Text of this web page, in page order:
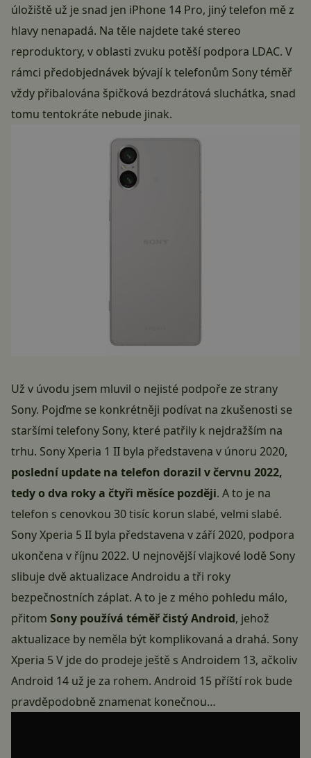
úložiště už je snad jen iPhone 14 Pro, jiný telefon mě z
hlavy nenapadá. Na těle najdete také stereo
reproduktory, v oblasti zvuku potěší podpora LDAC. V
rámci předobjednávek bývají k telefonům Sony téměř
vždy přibalována špičková bezdrátová sluchátka, snad
tomu tentokráte nebude jinak.
Už v úvodu jsem mluvil o nejisté podpoře ze strany
Sony. Pojďme se konkrétněji podívat na zkušenosti se
staršími telefony Sony, které patřily k nejdražším na
trhu. Sony Xperia 1 II byla představena v únoru 2020,
poslední update na telefon dorazil v červnu 2022,
tedy o dva roky a čtyři měsíce později. A to je na
telefon s cenovkou 30 tisíc korun slabé, velmi slabé.
Sony Xperia 5 II byla představena v září 2020, podpora
ukončena v říjnu 2022. U nejnovější vlajkové lodě Sony
slibuje dvě aktualizace Androidu a tři roky
bezpečnostních záplat. A to je z mého pohledu málo,
přitom Sony používá téměř čistý Android, jehož
aktualizace by neměla být komplikovaná a drahá. Sony
Xperia 5 V jde do prodeje ještě s Androidem 13, ačkoliv
Android 14 už je za rohem. Android 15 příští rok bude
pravděpodobně znamenat konečnou…